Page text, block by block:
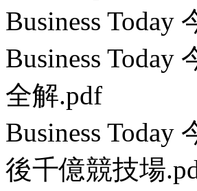
Business Today
Business Today
全解.pdf
Business Today
後千億競技場